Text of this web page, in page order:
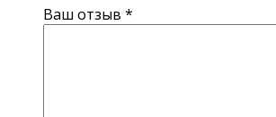
Ваш отзыв *